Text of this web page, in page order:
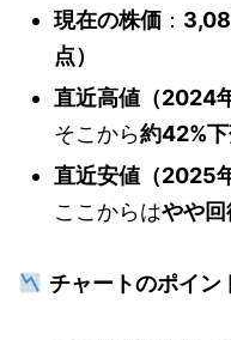
現在の株価 ：
点）
直近高値（2024
そこから約42%下
直近安値（2025
ここからはやや回
チャートのポイン